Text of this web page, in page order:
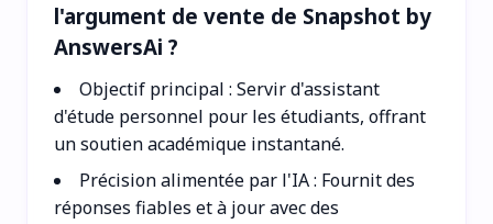
l'argument de vente de Snapshot by
AnswersAi ?
Objectif principal : Servir d'assistant
d'étude personnel pour les étudiants, offrant
un soutien académique instantané.
Précision alimentée par l'IA : Fournit des
réponses fiables et à jour avec des